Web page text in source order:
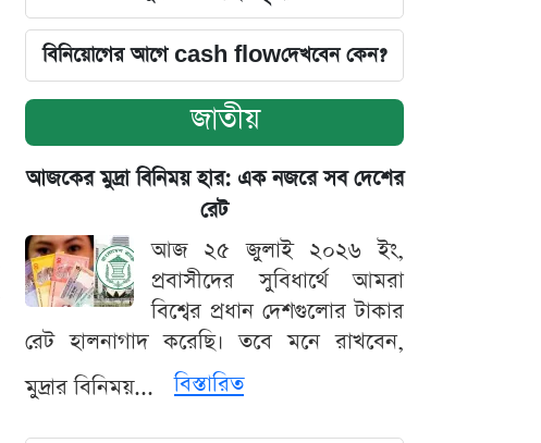
বিনিয়োগের আগে cash flowদেখবেন কেন?
জাতীয়
আজকের মুদ্রা বিনিময় হার: এক নজরে সব দেশের
রেট
আজ ২৫ জুলাই ২০২৬ ইং,
প্রবাসীদের সুবিধার্থে আমরা
বিশ্বের প্রধান দেশগুলোর টাকার
রেট হালনাগাদ করেছি। তবে মনে রাখবেন,
মুদ্রার বিনিময়...
বিস্তারিত